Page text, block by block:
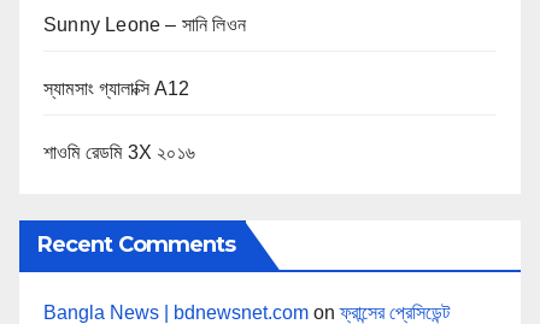
Sunny Leone – সানি লিওন
স্যামসাং গ্যালাক্সি A12
শাওমি রেডমি 3X ২০১৬
Recent Comments
Bangla News | bdnewsnet.com onফ্রান্সের প্রেসিডেন্ট